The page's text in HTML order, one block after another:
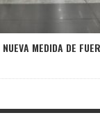
MEDIDA DE